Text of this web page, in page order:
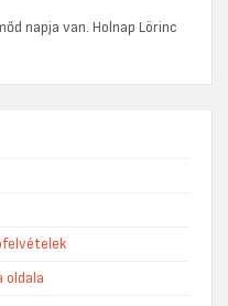
napja van. Holnap Lörinc
oldala